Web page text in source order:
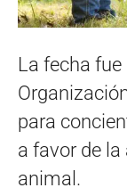
La fecha
para
a favor de
animal.